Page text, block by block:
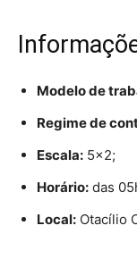
Modelo de
Regime de
Escala: 5×2;
Horário: das
Local: Otacílio